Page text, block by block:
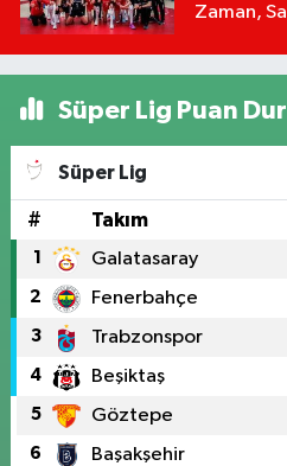
Zaman,
Süper Lig Puan
Süper Lig
# Takım
1 Galatasaray
2 Fenerbahçe
3 Trabzonspor
4 Beşiktaş
5 Göztepe
6 Başakşehir